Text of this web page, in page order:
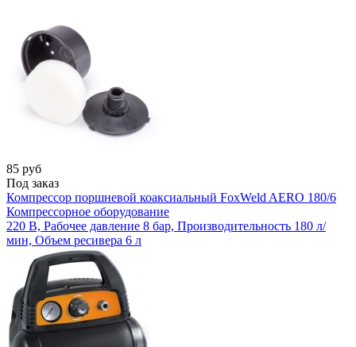
85 руб
Под заказ
Компрессор поршневой коаксиальный FoxWeld AERO 180/6
Компрессорное оборудование
220 В, Рабочее давление 8 бар, Производительность 180 л/
мин, Объем ресивера 6 л